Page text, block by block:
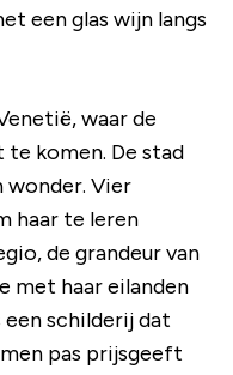
een glas wijn langs
waar de
komen. De stad
wonder. Vier
haar te leren
de grandeur van
met haar eilanden
een schilderij dat
pas prijsgeeft